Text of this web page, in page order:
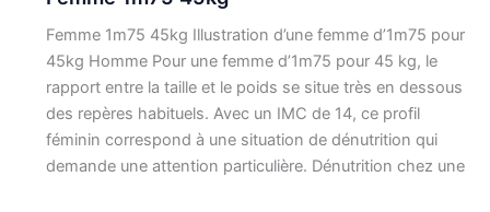
Femme 1m75 45kg Illustration d’une femme d’1m75 pour
45kg Homme Pour une femme d’1m75 pour 45 kg, le
rapport entre la taille et le poids se situe très en dessous
des repères habituels. Avec un IMC de 14, ce profil
féminin correspond à une situation de dénutrition qui
demande une attention particulière. Dénutrition chez une